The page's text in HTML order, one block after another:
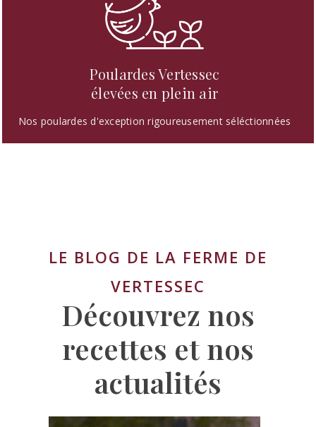
Poulardes Vertessec
élevées en plein air
Nos poulardes d'exception rigoureusement séléctionnées
LE BLOG DE LA FERME DE
VERTESSEC
Découvrez nos
recettes et nos
actualités